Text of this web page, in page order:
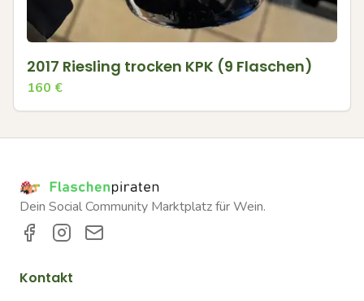
2017 Riesling trocken KPK (9 Flaschen)
160 €
Dein Social Community Marktplatz für Wein.
Kontakt